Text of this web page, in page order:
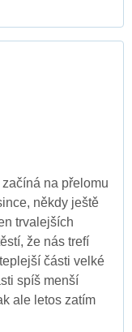
na přelomu
někdy ještě
trvalejších
že nás trefí
části velké
spíš menší
ale letos zatím